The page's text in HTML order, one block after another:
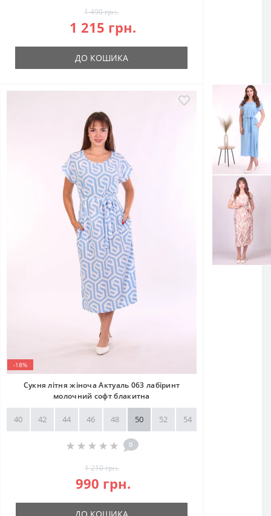
1 490 грн.
1 215 грн.
ДО КОШИКА
-18%
Сукня літня жіноча Актуаль 063 лабіринт
молочний софт блакитна
40 42 44 46 48 50 52 54
0
1 210 грн.
990 грн.